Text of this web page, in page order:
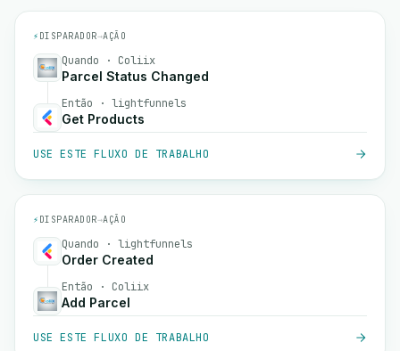
⚡ DISPARADOR→AÇÃO
Quando · Coliix
Parcel Status Changed
Então · lightfunnels
Get Products
USE ESTE FLUXO DE TRABALHO
⚡ DISPARADOR→AÇÃO
Quando · lightfunnels
Order Created
Então · Coliix
Add Parcel
USE ESTE FLUXO DE TRABALHO